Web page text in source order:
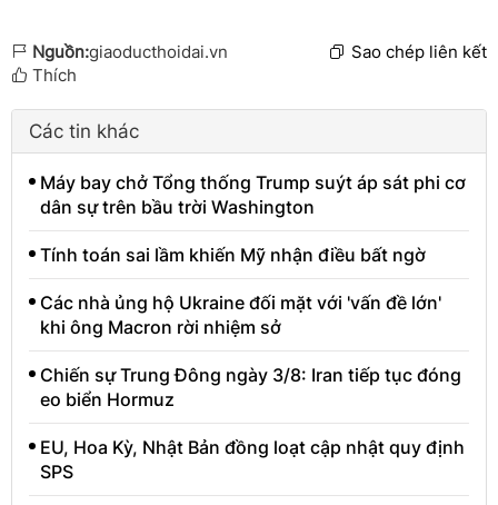
Nguồn:giaoducthoidai.vn
Sao chép liên kết
Thích
Các tin khác
Máy bay chở Tổng thống Trump suýt áp sát phi cơ
dân sự trên bầu trời Washington
Tính toán sai lầm khiến Mỹ nhận điều bất ngờ
Các nhà ủng hộ Ukraine đối mặt với 'vấn đề lớn'
khi ông Macron rời nhiệm sở
Chiến sự Trung Đông ngày 3/8: Iran tiếp tục đóng
eo biển Hormuz
EU, Hoa Kỳ, Nhật Bản đồng loạt cập nhật quy định
SPS